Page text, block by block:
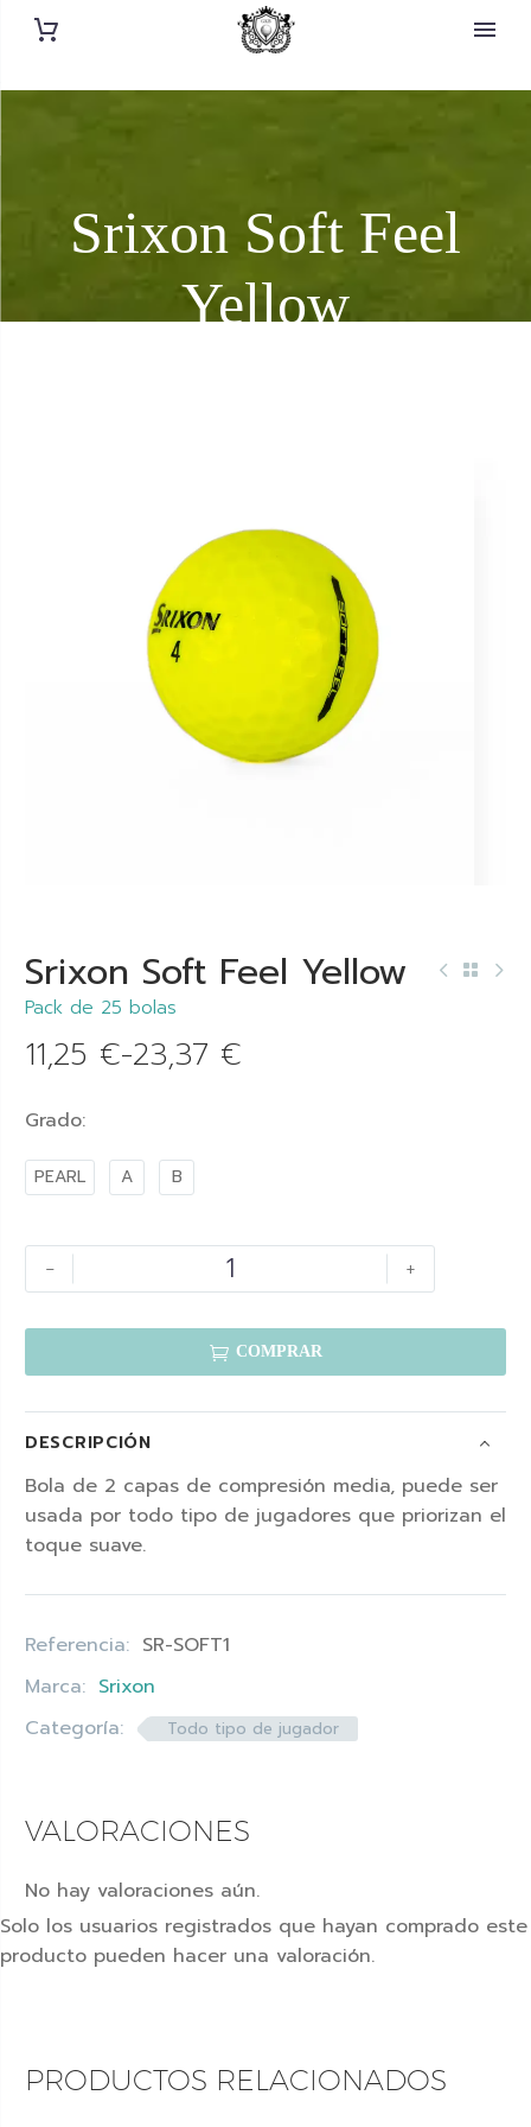
Srixon Soft Feel
Yellow
Srixon Soft Feel Yellow
Pack de 25 bolas
11,25 €-23,37 €
Grado
PEARL A B
- +
 COMPRAR
DESCRIPCIÓN
Bola de 2 capas de compresión media, puede ser
usada por todo tipo de jugadores que priorizan el
toque suave.
Referencia: SR-SOFT1
Marca: Srixon
Categoría:
Todo tipo de jugador
VALORACIONES
No hay valoraciones aún.
Solo los usuarios registrados que hayan comprado este
producto pueden hacer una valoración.
PRODUCTOS RELACIONADOS